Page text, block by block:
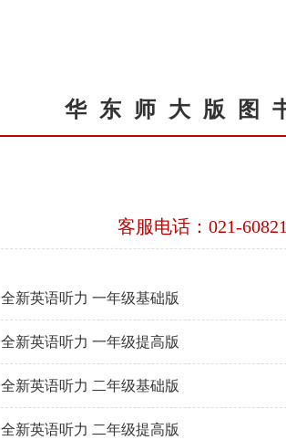
华东师大版图
客服电话：021-
全新英语听力 一年级基础版
全新英语听力 一年级提高版
全新英语听力 二年级基础版
全新英语听力 二年级提高版